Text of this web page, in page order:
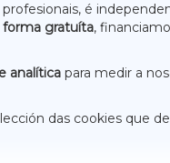
é
forma gratuíta,
analítica para medir a
das cookies que
LUGOXA